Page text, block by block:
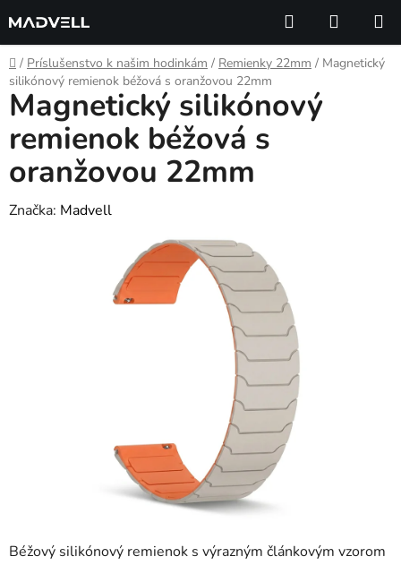
na
obsah
Hľadať
KOŠÍK
Domov
/ Príslušenstvo k našim hodinkám / Remienky 22mm / Magnetický
silikónový remienok béžová s oranžovou 22mm
Béžový silikónový remienok s výrazným článkovým vzorom
Magnetický silikónový
remienok béžová s
oranžovou 22mm
Značka: Madvell